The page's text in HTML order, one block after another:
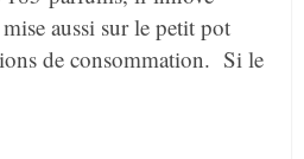
aussi sur le petit pot
de consommation. Si le